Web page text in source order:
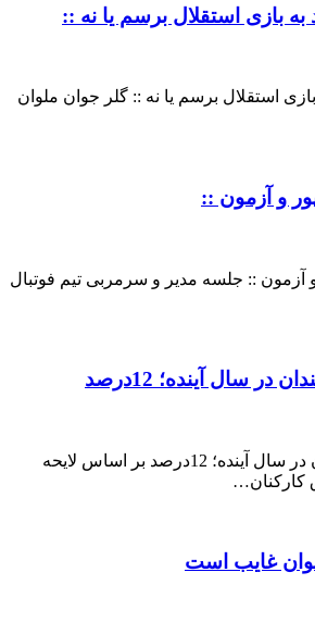
بازی استقلال برسم یا نه ::
استقلال برسم یا نه :: گلر جوان ملوان
و آزمون ::
آزمون :: جلسه مدیر و سرمربی تیم فوتبال
سال آینده؛ 12درصد
افزایش حقوق کارمندان در سال آینده؛ 12درصد بر اساس لایحه
غایب است